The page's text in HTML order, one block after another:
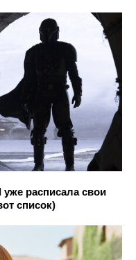
расписала свои
список)